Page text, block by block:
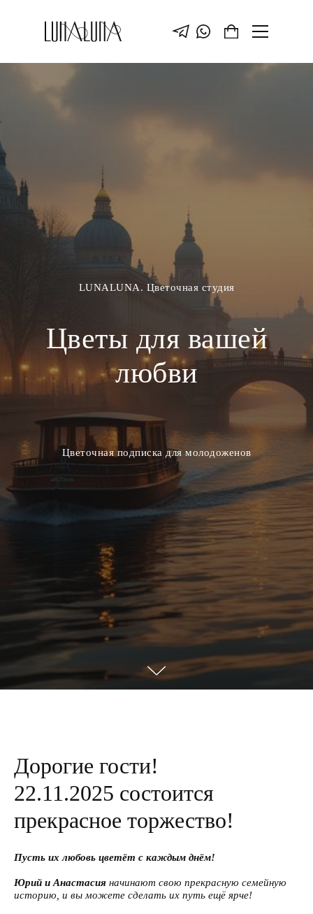
LUNALUNA. Цветочная студия
Цветы для вашей
любви
Цветочная подписка для молодоженов
Дорогие гости!
22.11.2025 состоится
прекрасное торжество!
Пусть их любовь цветёт с каждым днём!
Юрий и Анастасия начинают свою прекрасную семейную
историю, и вы можете сделать их путь ещё ярче!